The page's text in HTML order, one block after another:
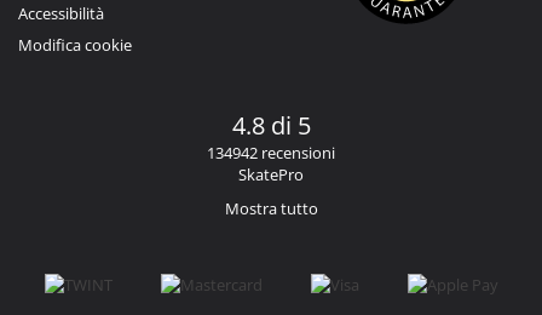
Accessibilità
Modifica cookie
4.8 di 5
134942 recensioni
SkatePro
Mostra tutto